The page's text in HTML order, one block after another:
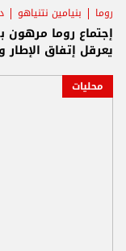
روما بنيامين نتنياهو
إجتماع روما مرهون
يعرقل إتفاق
محليات